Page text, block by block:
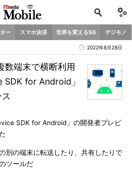
ー スマホ決済 世界を変える5G デジモノ
2022年8月28日
数端末で横断利用
for Android」
SDK for Android」の開発者プレビ
別の端末に転送したり、共有したりで
ツールだ